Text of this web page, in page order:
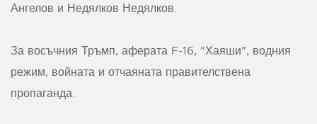
Ангелов и Недялков Недялков.
За восъчния Тръмп, аферата F-16, "Хаяши", водния
режим, войната и отчаяната правителствена
пропаганда.